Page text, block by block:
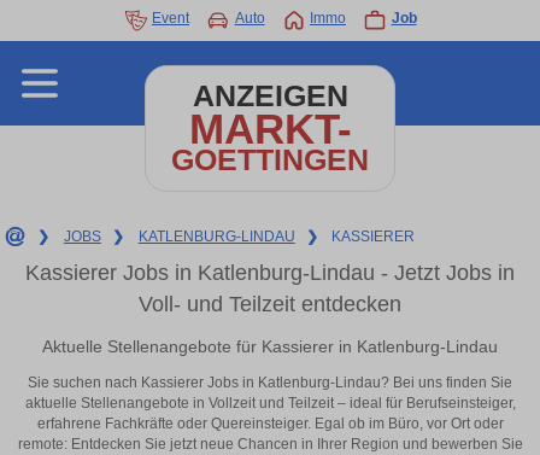
Event Auto Immo Job
ANZEIGEN
MARKT-
GOETTINGEN
❯ JOBS ❯ KATLENBURG-LINDAU ❯ KASSIERER
Kassierer Jobs in Katlenburg-Lindau - Jetzt Jobs in
Voll- und Teilzeit entdecken
Aktuelle Stellenangebote für Kassierer in Katlenburg-Lindau
Sie suchen nach Kassierer Jobs in Katlenburg-Lindau? Bei uns finden Sie
aktuelle Stellenangebote in Vollzeit und Teilzeit – ideal für Berufseinsteiger,
erfahrene Fachkräfte oder Quereinsteiger. Egal ob im Büro, vor Ort oder
remote: Entdecken Sie jetzt neue Chancen in Ihrer Region und bewerben Sie